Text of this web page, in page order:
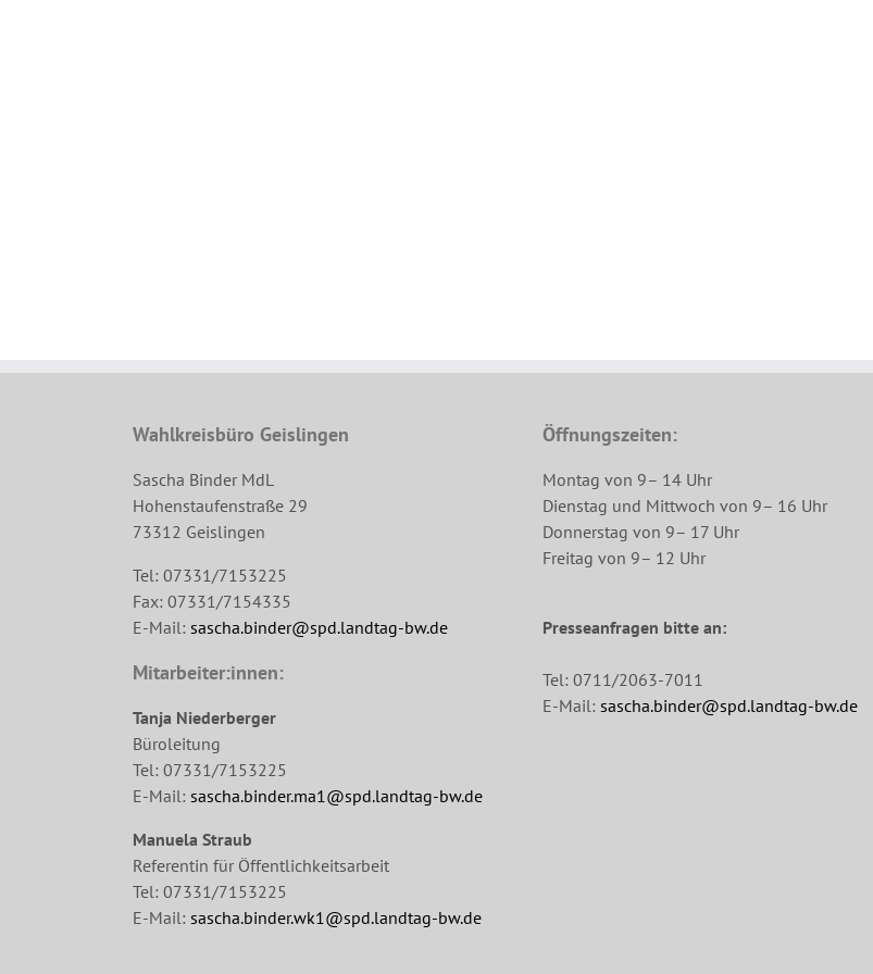
Wahlkreisbüro Geislingen
Sascha Binder MdL
Hohenstaufenstraße 29
73312 Geislingen
Tel: 07331/7153225
Fax: 07331/7154335
E-Mail: sascha.binder@spd.landtag-bw.de
Mitarbeiter:innen:
Tanja Niederberger
Büroleitung
Tel: 07331/7153225
E-Mail: sascha.binder.ma1@spd.landtag-bw.de
Manuela Straub
Referentin für Öffentlichkeitsarbeit
Tel: 07331/7153225
E-Mail: sascha.binder.wk1@spd.landtag-bw.de
Öffnungszeiten:
Montag von 9– 14 Uhr
Dienstag und Mittwoch von 9– 16 Uhr
Donnerstag von 9– 17 Uhr
Freitag von 9– 12 Uhr
Presseanfragen bitte an:
Tel: 0711/2063-7011
E-Mail:sascha.binder@spd.landtag-bw.de